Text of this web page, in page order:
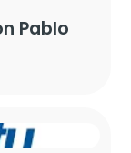
Pablo